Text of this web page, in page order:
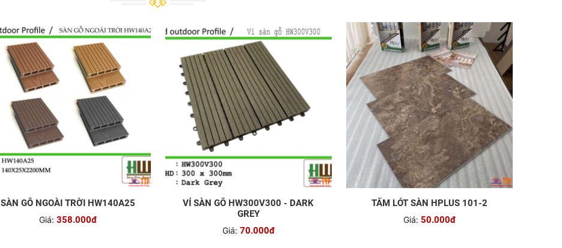
SÀN GỖ NGOÀI TRỜI HW140A25
Giá: 358.000đ
VỈ SÀN GỖ HW300V300 - DARK
GREY
Giá: 70.000đ
TẤM LÓT SÀN HPLUS 101-2
Giá: 50.000đ